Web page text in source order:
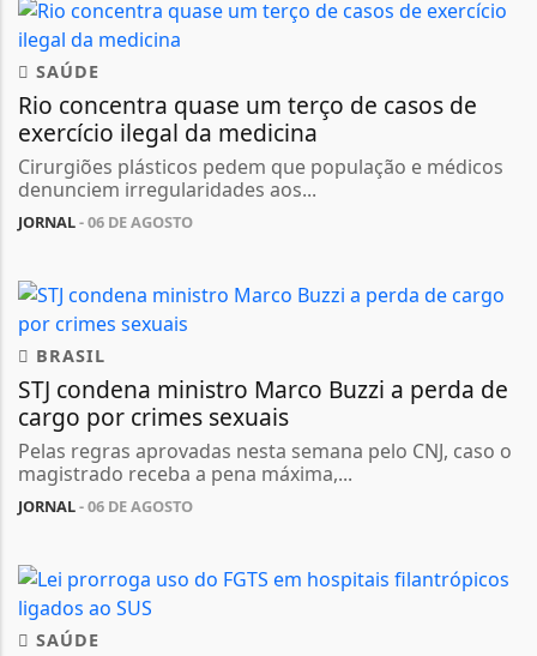
SAÚDE
Rio concentra quase um terço de casos de
exercício ilegal da medicina
Cirurgiões plásticos pedem que população e médicos
denunciem irregularidades aos...
JORNAL- 06 DE AGOSTO
BRASIL
STJ condena ministro Marco Buzzi a perda de
cargo por crimes sexuais
Pelas regras aprovadas nesta semana pelo CNJ, caso o
magistrado receba a pena máxima,...
JORNAL- 06 DE AGOSTO
SAÚDE